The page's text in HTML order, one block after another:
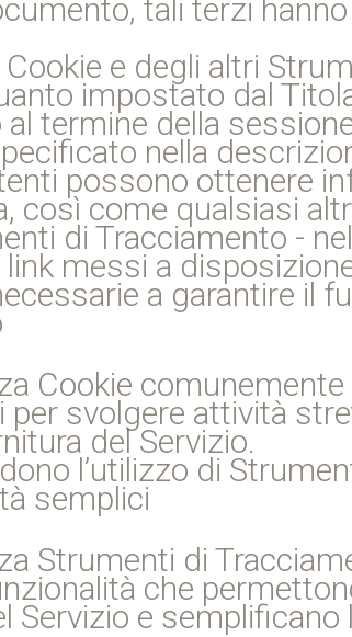
tali terzi
e degli altri
impostato dal
termine della
nella
possono ottenere
così come qualsiasi
di Tracciamento -
messi a
a garantire il
Cookie
per svolgere attività
del Servizio.
l’utilizzo di
semplici
Strumenti di
che
Servizio e